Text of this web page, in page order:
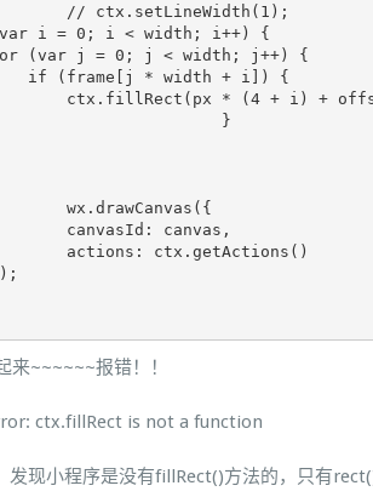
// ctx.setLineWidth(1);
var i = 0 ; i < width ; i ++)
{
(var j = 0 ; j < width ; j ++)
{
if
( frame [ j * width + i ])
{
ctx
. fillRect ( px * (4 + i ) +
}
			wx
. drawCanvas ({
          		canvasId
: canvas ,
          		actions
: ctx . getActions ()
来~~~~~~报错！！
ctx.fillRect is not a function
现小程序是没有fillRect()方法的，只有